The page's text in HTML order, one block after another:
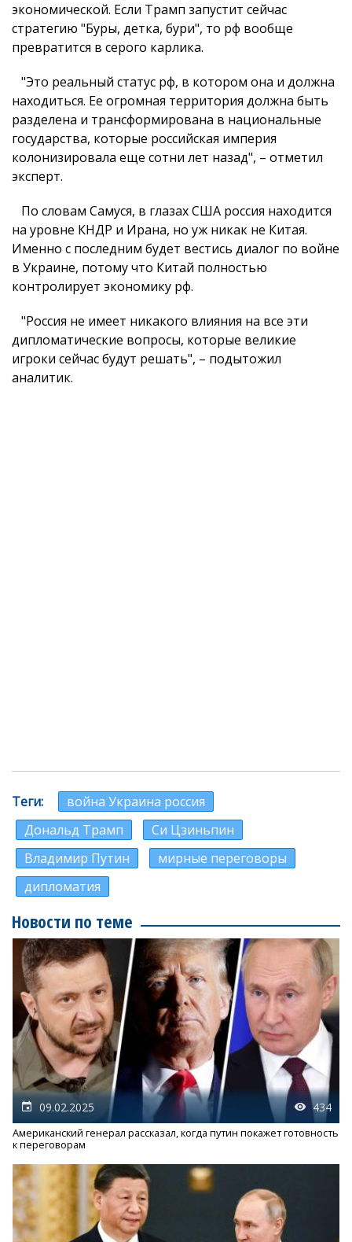
экономической. Если Трамп запустит сейчас
стратегию "Буры, детка, бури", то рф вообще
превратится в серого карлика.
"Это реальный статус рф, в котором она и должна
находиться. Ее огромная территория должна быть
разделена и трансформирована в национальные
государства, которые российская империя
колонизировала еще сотни лет назад", – отметил
эксперт.
По словам Самуся, в глазах США россия находится
на уровне КНДР и Ирана, но уж никак не Китая.
Именно с последним будет вестись диалог по войне
в Украине, потому что Китай полностью
контролирует экономику рф.
"Россия не имеет никакого влияния на все эти
дипломатические вопросы, которые великие
игроки сейчас будут решать", – подытожил
аналитик.
Теги
война Украина россия
Дональд Трамп
Си Цзиньпин
Владимир Путин
мирные переговоры
дипломатия
Новости по теме
09.02.2025 434
Американский генерал рассказал, когда путин покажет готовность
к переговорам